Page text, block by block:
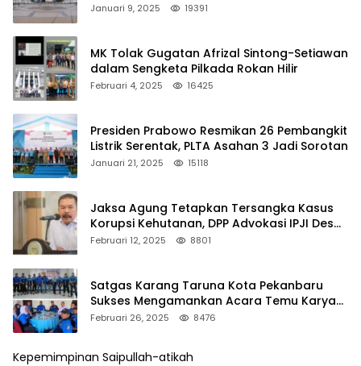
Januari 9, 2025 19391
MK Tolak Gugatan Afrizal Sintong-Setiawan
dalam Sengketa Pilkada Rokan Hilir
Februari 4, 2025 16425
Presiden Prabowo Resmikan 26 Pembangkit
Listrik Serentak, PLTA Asahan 3 Jadi Sorotan
Januari 21, 2025 15118
Jaksa Agung Tetapkan Tersangka Kasus
Korupsi Kehutanan, DPP Advokasi IPJI Desak
Pengusutan Pajak RAPP
Februari 12, 2025 8801
Satgas Karang Taruna Kota Pekanbaru
Sukses Mengamankan Acara Temu Karya
VII Karang Taruna Pekanbaru
Februari 26, 2025 8476
Kepemimpinan Saipullah-atikah